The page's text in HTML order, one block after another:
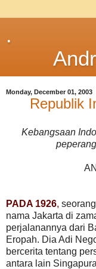
.
Monday, December 01, 2003
Republik
Kebangsaan
PADA 1926,
nama Jakarta di
perjalanannya dari
Eropah. Dia Adi
bercerita tentang
antara lain